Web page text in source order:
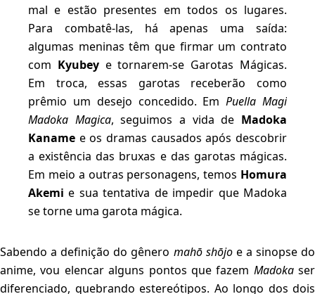
mal e estão presentes em todos os lugares.
Para combatê-las, há apenas uma saída:
algumas meninas têm que firmar um contrato
com Kyubeye tornarem-se Garotas Mágicas.
Em troca, essas garotas receberão como
prêmio um desejo concedido. EmPuella Magi
Madoka Magica, seguimos a vida de Madoka
Kaname e os dramas causados após descobrir
a existência das bruxas e das garotas mágicas.
Em meio a outras personagens, temos Homura
Akemi e sua tentativa de impedir que Madoka
se torne uma garota mágica.
Sabendo a definição do gênero mahō shōjoe a sinopse do
anime, vou elencar alguns pontos que fazem Madokaser
diferenciado, quebrando estereótipos. Ao longo dos dois